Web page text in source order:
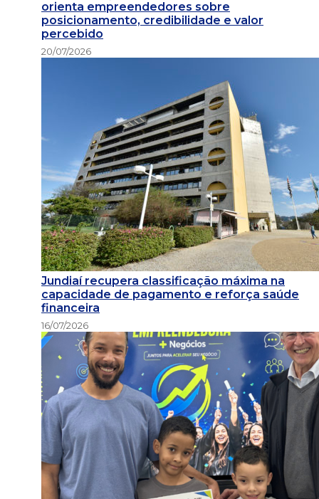
orienta empreendedores sobre
posicionamento, credibilidade e valor
percebido
20/07/2026
Jundiaí recupera classificação máxima na
capacidade de pagamento e reforça saúde
financeira
16/07/2026